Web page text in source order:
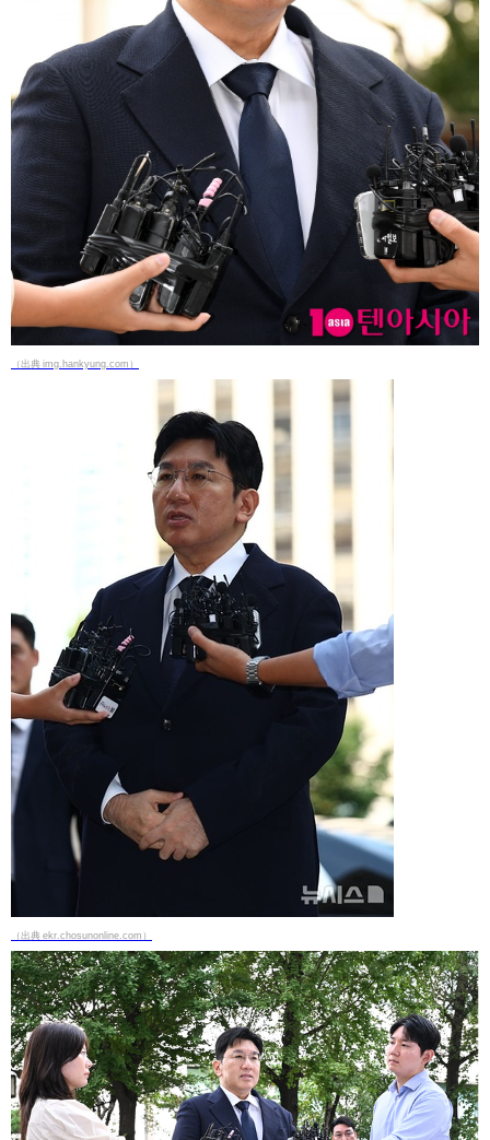
（出典 img.hankyung.com）
（出典 ekr.chosunonline.com）